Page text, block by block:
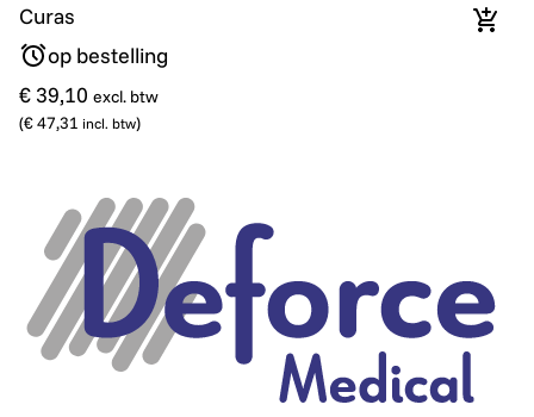
Curas
op bestelling
€ 39,10 excl. btw
(€ 47,31 incl. btw)
In